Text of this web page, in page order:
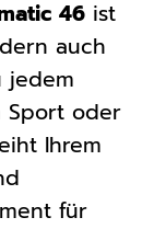
46 ist
auch
jedem
Sport oder
Ihrem
für